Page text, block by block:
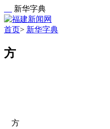
新华字典
首页> 新华字典
方
方